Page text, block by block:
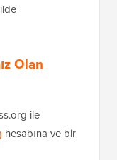
Olan
ile
hesabına ve bir